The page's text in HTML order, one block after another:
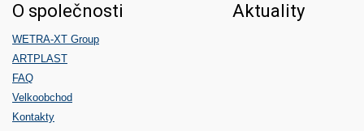
O společnosti
WETRA-XT Group
ARTPLAST
FAQ
Velkoobchod
Kontakty
Aktuality